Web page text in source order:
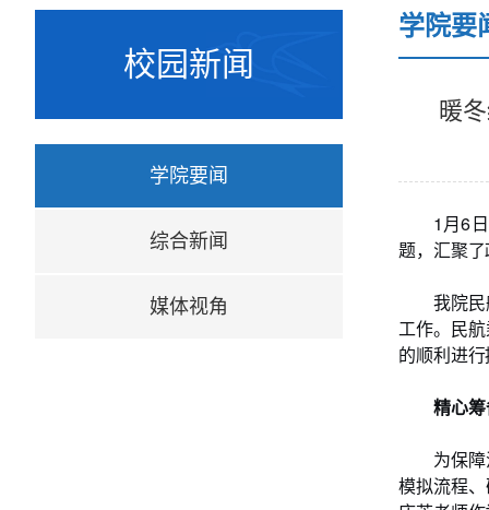
校园新闻
学院要闻
综合新闻
媒体视角
学院要
暖
1月6
题，汇聚
我院
工作。民
的顺利进行
精心
为保
模拟流程